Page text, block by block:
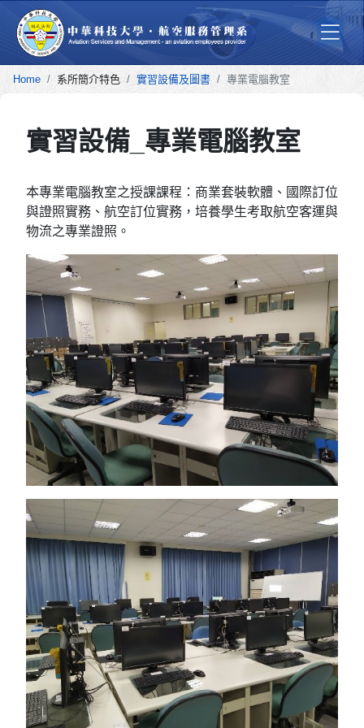
Home 系所簡介特色 實習設備及圖書 專業電腦教室
實習設備_專業電腦教室
本專業電腦教室之授課課程：商業套裝軟體、國際訂位
與證照實務、航空訂位實務，培養學生考取航空客運與
物流之專業證照。